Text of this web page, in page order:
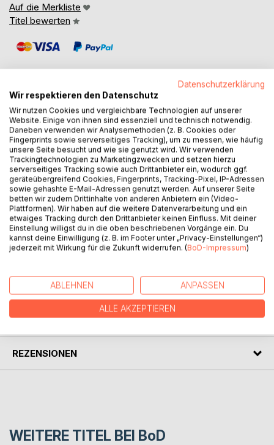
Auf die Merkliste
Titel bewerten
BESCHREIBUNG
Er liegt auf dem Bett in einem Hotelzimmer. Er ist nackt und
er ist tot. Es gibt keinen Namen, kein Motiv, keine Täter.
Kriminaloberkommissar Kurt Bruckner erhofft sich bei
diesem acht Jahre alten Cold Case Hilfe vom ehemaligen
US-Profiler Tillman Halls. Anstatt aber die Ermittlungen
entscheidend weiterzubringen, beschert Halls der
Hamburger Kriminalpolizei eine weitere Leiche, die zudem
auch noch verschwunden ist. Können Bruckner und Halls
das Rätsel dieses ungewöhnlichen Falles lösen?
AUTOR/IN
PRESSESTIMMEN
REZENSIONEN
WEITERE TITEL BEI BoD
Datenschutzerklärung
Wir respektieren den Datenschutz
Wir nutzen Cookies und vergleichbare Technologien auf unserer
Website. Einige von ihnen sind essenziell und technisch notwendig.
Daneben verwenden wir Analysemethoden (z. B. Cookies oder
Fingerprints sowie serverseitiges Tracking), um zu messen, wie häufig
unsere Seite besucht und wie sie genutzt wird. Wir verwenden
Trackingtechnologien zu Marketingzwecken und setzen hierzu
serverseitiges Tracking sowie auch Drittanbieter ein, wodurch ggf.
geräteübergreifend Cookies, Fingerprints, Tracking-Pixel, IP-Adressen
sowie gehashte E-Mail-Adressen genutzt werden. Auf unserer Seite
betten wir zudem Drittinhalte von anderen Anbietern ein (Video-
Plattformen). Wir haben auf die weitere Datenverarbeitung und ein
etwaiges Tracking durch den Drittanbieter keinen Einfluss. Mit deiner
Einstellung willigst du in die oben beschriebenen Vorgänge ein. Du
kannst deine Einwilligung (z. B. im Footer unter „Privacy-Einstellungen“)
jederzeit mit Wirkung für die Zukunft widerrufen. (BoD-Impressum)
ABLEHNEN ANPASSEN
ALLE AKZEPTIEREN